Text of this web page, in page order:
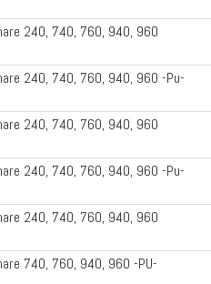
240, 740, 760, 940, 960
240, 740, 760, 940, 960 -Pu-
240, 740, 760, 940, 960
240, 740, 760, 940, 960 -Pu-
240, 740, 760, 940, 960
740, 760, 940, 960 -PU-